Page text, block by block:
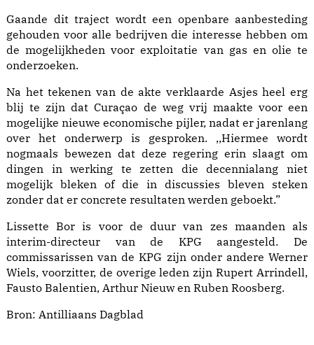
Gaande dit traject wordt een openbare aanbesteding
gehouden voor alle bedrijven die interesse hebben om
de mogelijkheden voor exploitatie van gas en olie te
onderzoeken.
Na het tekenen van de akte verklaarde Asjes heel erg
blij te zijn dat Curaçao de weg vrij maakte voor een
mogelijke nieuwe economische pijler, nadat er jarenlang
over het onderwerp is gesproken. ,,Hiermee wordt
nogmaals bewezen dat deze regering erin slaagt om
dingen in werking te zetten die decennialang niet
mogelijk bleken of die in discussies bleven steken
zonder dat er concrete resultaten werden geboekt.”
Lissette Bor is voor de duur van zes maanden als
interim-directeur van de KPG aangesteld. De
commissarissen van de KPG zijn onder andere Werner
Wiels, voorzitter, de overige leden zijn Rupert Arrindell,
Fausto Balentien, Arthur Nieuw en Ruben Roosberg.
Bron: Antilliaans Dagblad